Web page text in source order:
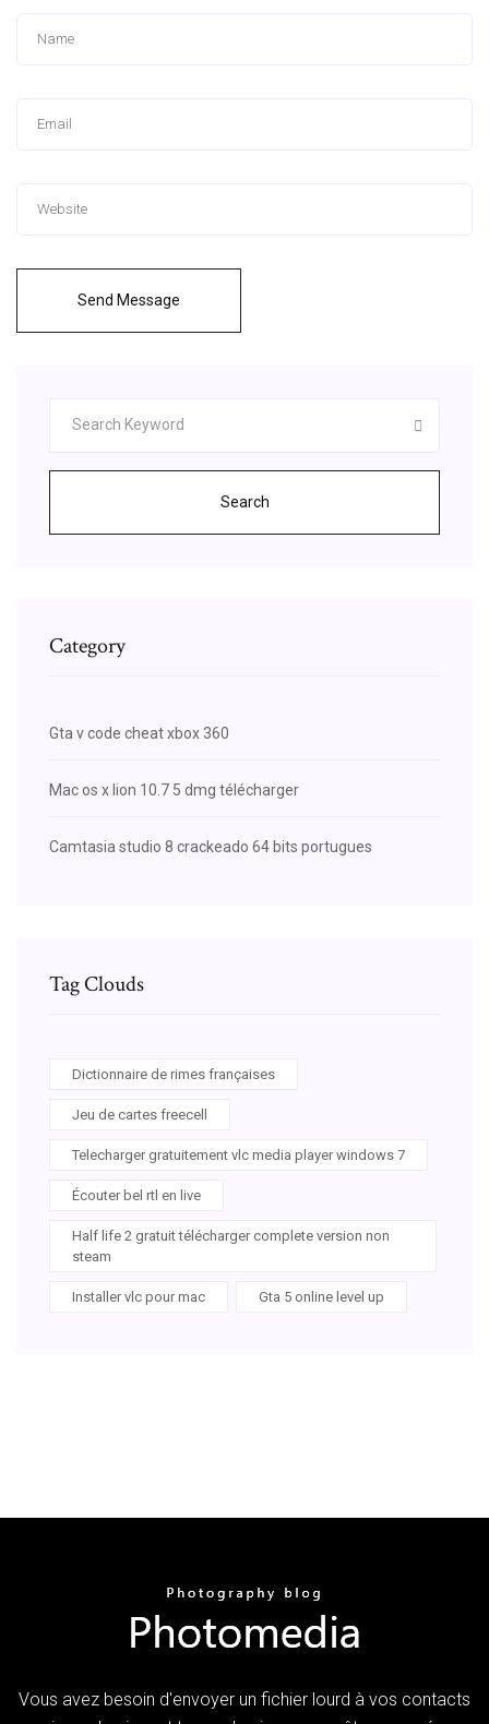
Send Message
Search
Category
Gta v code cheat xbox 360
Mac os x lion 10.7 5 dmg télécharger
Camtasia studio 8 crackeado 64 bits portugues
Tag Clouds
Dictionnaire de rimes françaises
Jeu de cartes freecell
Telecharger gratuitement vlc media player windows 7
Écouter bel rtl en live
Half life 2 gratuit télécharger complete version non
steam
Installer vlc pour mac Gta 5 online level up
Vous avez besoin d'envoyer un fichier lourd à vos contacts